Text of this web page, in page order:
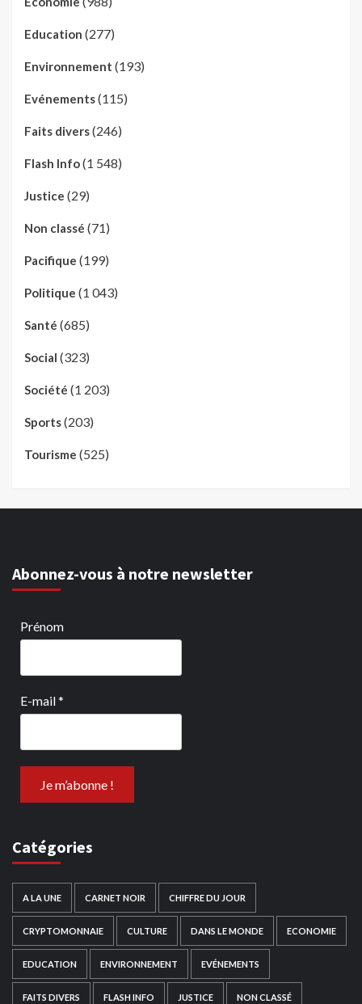
Education (277)
Environnement (193)
Evénements(115)
Faits divers(246)
Flash Info(1 548)
Justice (29)
Non classé (71)
Pacifique (199)
Politique (1 043)
Santé (685)
Social (323)
Société (1 203)
Sports(203)
Tourisme (525)
Abonnez-vous à notre newsletter
Prénom
E-mail*
Catégories
A LA UNE CARNET NOIR CHIFFRE DU JOUR
CRYPTOMONNAIE CULTURE DANS LE MONDE ECONOMIE
EDUCATION ENVIRONNEMENT EVÉNEMENTS
FAITS DIVERS FLASH INFO JUSTICE NON CLASSÉ